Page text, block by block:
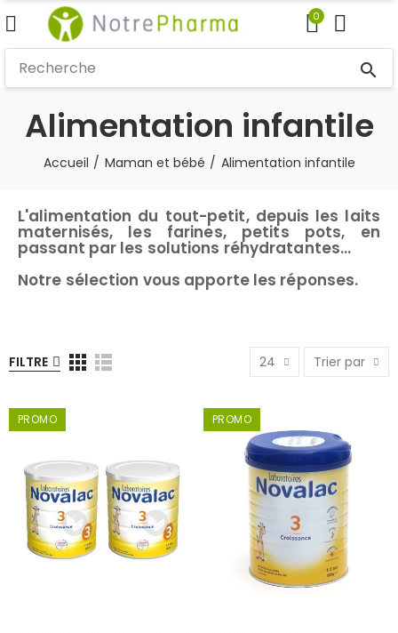
0
search
Alimentation infantile
Accueil Maman et bébé Alimentation infantile
L'alimentation du tout-petit, depuis les laits
maternisés, les farines, petits pots, en
passant par les solutions réhydratantes...
Notre sélection vous apporte les réponses.
FILTRE 24 Trier par
PROMO PROMO